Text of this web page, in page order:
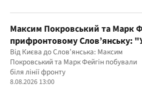
Максим Покровський та Марк
прифронтовому Слов’янську:
цю війну"
Від Києва до Слов’янська: Максим
Покровський та Марк Фейгін побували
біля лінії фронту
8.08.2026 13:00